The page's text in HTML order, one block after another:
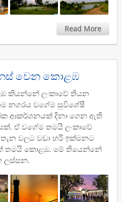
Read More
වෙන කොළඹ
කියන්නේ ලංකාවේ තියන
නගරය වගේම සුවිශේෂී
ආකර්ශනයක් දිනා ගෙන ඇති
ඒ වගේම තමයි ලංකාවේ
වලට වඩා හරි ඉක්මනට
තමයි කොළඹ. මේ තියෙන්නේ
ලස්සන.